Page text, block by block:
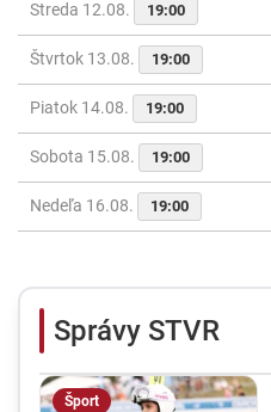
Streda 12.08. 19:00
Štvrtok 13.08. 19:00
Piatok 14.08. 19:00
Sobota 15.08. 19:00
Nedeľa 16.08. 19:00
Správy STVR
Šport